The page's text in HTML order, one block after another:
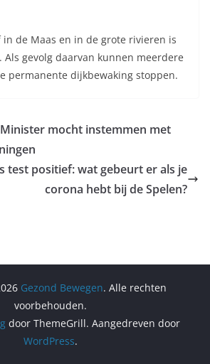
in de Maas en in de grote rivieren is
gevolg daarvan kunnen meerdere
permanente dijkbewaking stoppen.
Minister mocht instemmen met
test positief: wat gebeurt er als je
corona hebt bij de Spelen?
Gezond Bewegen. Alle rechten
voorbehouden.
door ThemeGrill. Aangedreven door
WordPress.